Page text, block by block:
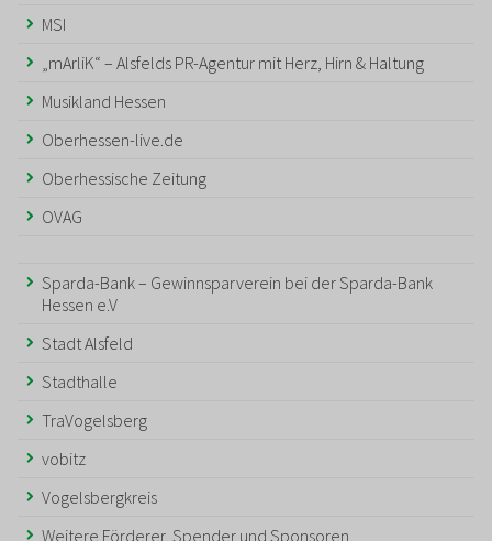
MSI
„mArliK“ – Alsfelds PR-Agentur mit Herz, Hirn & Haltung
Musikland Hessen
Oberhessen-live.de
Oberhessische Zeitung
OVAG
Sparda-Bank – Gewinnsparverein bei der Sparda-Bank
Hessen e.V
Stadt Alsfeld
Stadthalle
TraVogelsberg
vobitz
Vogelsbergkreis
Weitere Förderer, Spender und Sponsoren